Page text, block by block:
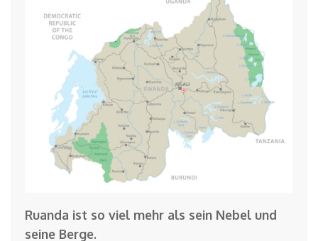
Ruanda ist so viel mehr als sein Nebel und
seine Berge.